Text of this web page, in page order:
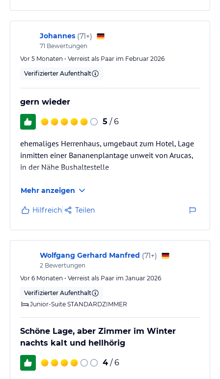
Johannes (71+)
71 Bewertungen
Vor 5 Monaten • Verreist als Paar im Februar 2026
Verifizierter Aufenthalt
gern wieder
5 / 6
ehemaliges Herrenhaus, umgebaut zum Hotel, Lage
inmitten einer Bananenplantage unweit von Arucas,
in der Nähe Bushaltestelle
Mehr anzeigen
Hilfreich Teilen
Wolfgang Gerhard Manfred (71+)
2 Bewertungen
Vor 6 Monaten • Verreist als Paar im Januar 2026
Verifizierter Aufenthalt
Junior-Suite STANDARDZIMMER
Schöne Lage, aber Zimmer im Winter
nachts kalt und hellhörig
4 / 6